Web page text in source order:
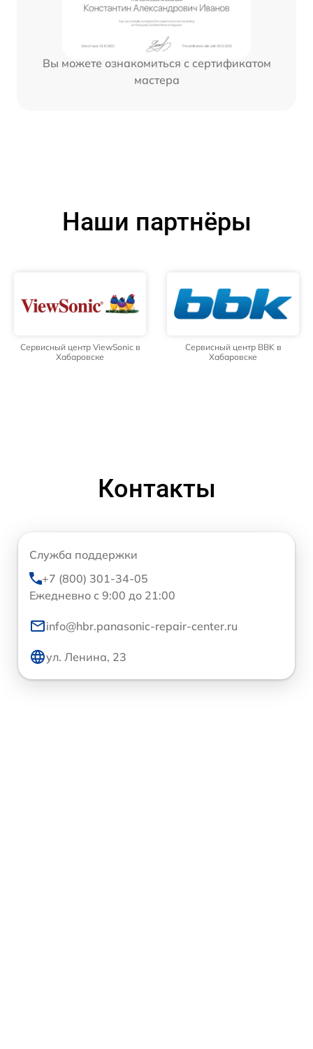
Вы можете ознакомиться с сертификатом
мастера
Наши партнёры
Сервисный центр ViewSonic в
Хабаровске
Сервисный центр BBK в
Хабаровске
Контакты
Служба поддержки
+7 (800) 301-34-05
Ежедневно с 9:00 до 21:00
info@hbr.panasonic-repair-center.ru
ул. Ленина, 23